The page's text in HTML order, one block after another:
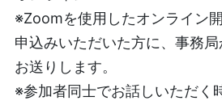
※Zoomを使用したオンライン
申込みいただいた方に、事務
お送りします。
※参加者同士でお話しいただく